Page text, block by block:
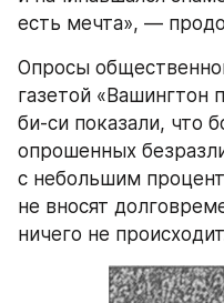
есть мечта», —
Опросы
газетой «Вашингтон
би-си показали, что
опрошенных
с небольшим
не вносят
ничего не